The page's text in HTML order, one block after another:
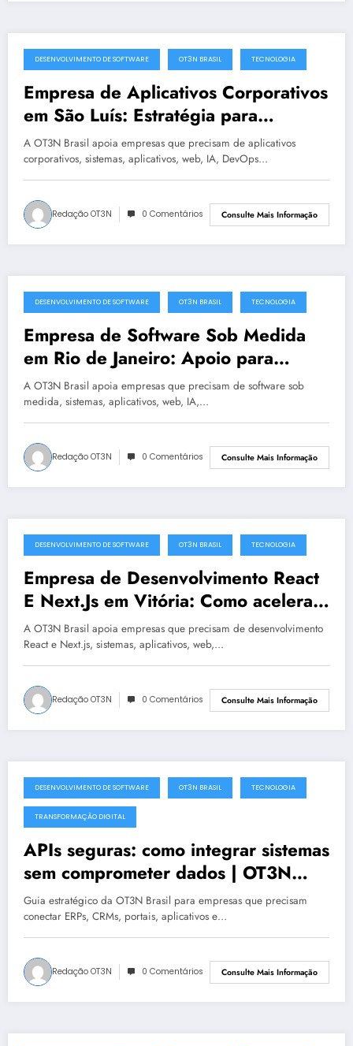
julho 17, 2025
DESENVOLVIMENTO DE SOFTWARE OT3N BRASIL TECNOLOGIA
Empresa de Aplicativos Corporativos
em São Luís: Estratégia para
modernização corporativa | OT3N
Brasil
A OT3N Brasil apoia empresas que precisam de aplicativos
corporativos, sistemas, aplicativos, web, IA, DevOps…
Redação OT3N 0 Comentários Consulte Mais Informação
julho 10, 2025
DESENVOLVIMENTO DE SOFTWARE OT3N BRASIL TECNOLOGIA
Empresa de Software Sob Medida
em Rio de Janeiro: Apoio para
projetos atrasados ou críticos | OT3N
Brasil
A OT3N Brasil apoia empresas que precisam de software sob
medida, sistemas, aplicativos, web, IA,…
Redação OT3N 0 Comentários Consulte Mais Informação
julho 10, 2025
DESENVOLVIMENTO DE SOFTWARE OT3N BRASIL TECNOLOGIA
Empresa de Desenvolvimento React
E Next.Js em Vitória: Como acelerar
projetos digitais | OT3N Brasil
A OT3N Brasil apoia empresas que precisam de desenvolvimento
React e Next.js, sistemas, aplicativos, web,…
Redação OT3N 0 Comentários Consulte Mais Informação
julho 10, 2025
DESENVOLVIMENTO DE SOFTWARE OT3N BRASIL TECNOLOGIA
TRANSFORMAÇÃO DIGITAL
APIs seguras: como integrar sistemas
sem comprometer dados | OT3N
Brasil
Guia estratégico da OT3N Brasil para empresas que precisam
conectar ERPs, CRMs, portais, aplicativos e…
Redação OT3N 0 Comentários Consulte Mais Informação